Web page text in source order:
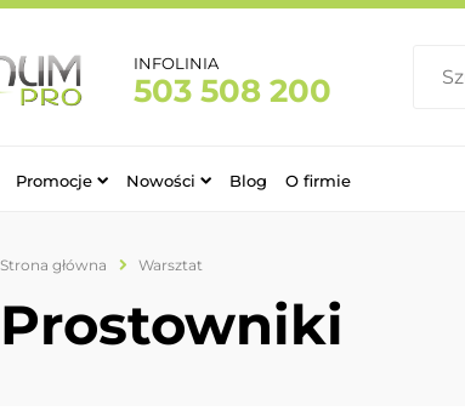
INFOLINIA
503 508 200
Promocje Nowości Blog O firmie
Strona główna Warsztat
Prostowniki